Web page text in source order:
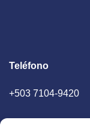
Teléfono
+503 7104-9420